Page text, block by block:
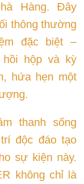
Hàng. Đây
thông thường
đặc biệt –
hồi hộp và kỳ
hứa hẹn một
thanh sống
độc đáo tạo
sự kiện này.
không chỉ là